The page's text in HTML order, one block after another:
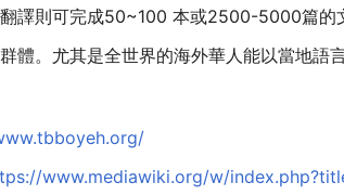
譯則可完成50~100 本或2500-5000篇的
體。尤其是全世界的海外華人能以當地語
www.mediawiki.org/w/